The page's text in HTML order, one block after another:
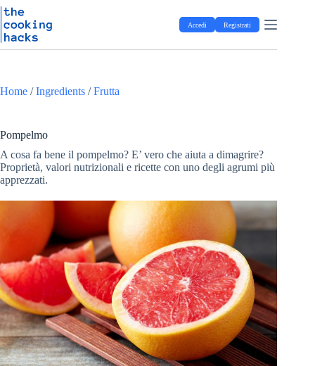
S
t
c
t
n
u
t
Salta
al
contenuto
Accedi Registrati
Home /Ingredients /Frutta
Pompelmo
A cosa fa bene il pompelmo? E’ vero che aiuta a dimagrire?
Proprietà, valori nutrizionali e ricette con uno degli agrumi più
apprezzati.